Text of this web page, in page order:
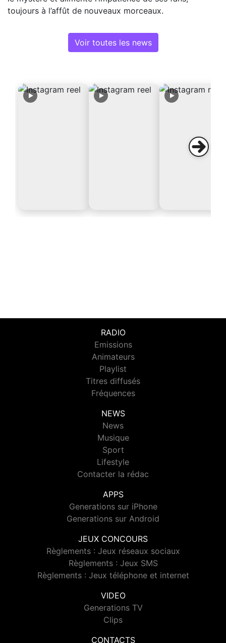
toujours à l’affût de nouveaux morceaux.
Voir toutes les news
RADIO
Emissions
Animateurs
Playlist
Titres diffusés
Fréquences
NEWS
News
Musique
Sport
Lifestyle
Contacter la rédac
APPS
Generations sur iPhone
Generations sur Android
JEUX CONCOURS
Règlements : Jeux réseaux sociaux
Règlements : Jeux SMS
Règlements : Jeux téléphone et internet
VIDEO
Generations TV
Clips
CONTACTS